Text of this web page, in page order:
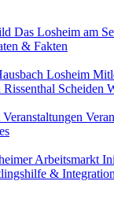
Das Losheim am
& Fakten
Losheim
Rissenthal Scheiden
Veranstaltungen
Arbeitsmarkt
& Integration